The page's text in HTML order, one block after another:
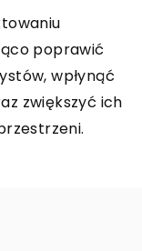
poprawić
wpłynąć
zwiększyć ich
procesy